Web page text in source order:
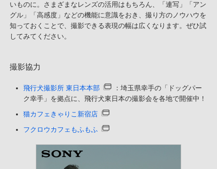
いものに。さまざまなレンズの活用はもちろん、「連写」「アン
グル」「高感度」などの機能に意識をおき、撮り方のノウハウを
知っておくことで、撮影できる表現の幅は広くなります。ぜひ試
してみてください。
撮影協力
飛行犬撮影所 東日本本部
：埼玉県幸手の「ドッグパー
ク幸手」を拠点に、飛行犬東日本の撮影会を各地で開催中！
猫カフェきゃりこ新宿店
フクロウカフェもふもふ